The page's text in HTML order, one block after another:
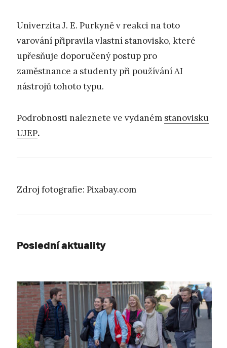
Univerzita J. E. Purkyně v reakci na toto
varování připravila vlastní stanovisko, které
upřesňuje doporučený postup pro
zaměstnance a studenty při používání AI
nástrojů tohoto typu.
Podrobnosti naleznete ve vydaném stanovisku
UJEP.
Zdroj fotografie: Pixabay.com
Poslední aktuality